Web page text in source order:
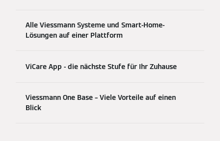
Alle Viessmann Systeme und Smart-Home-
Lösungen auf einer Plattform
ViCare App - die nächste Stufe für Ihr Zuhause
Viessmann One Base – Viele Vorteile auf einen
Blick